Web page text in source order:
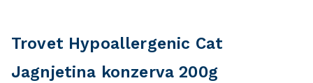
Trovet Hypoallergenic Cat
Jagnjetina konzerva 200g